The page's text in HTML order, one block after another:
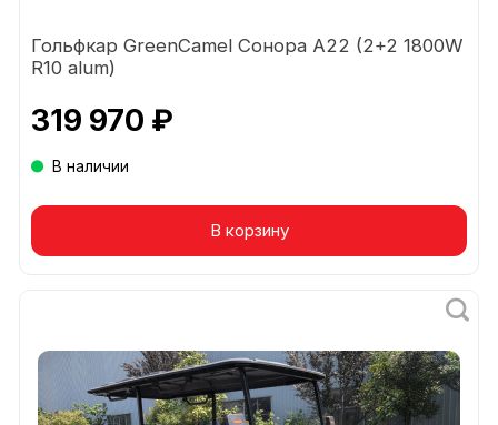
Гольфкар GreenCamel Сонора A22 (2+2 1800W
R10 alum)
319 970 ₽
В наличии
В корзину